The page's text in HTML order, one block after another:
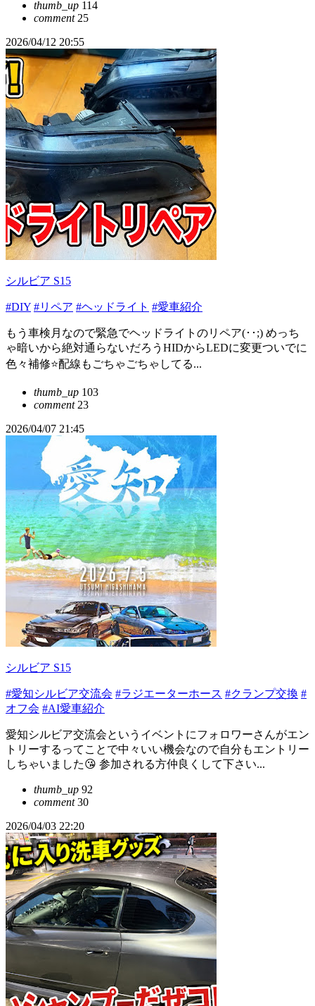
thumb_up 114
comment25
2026/04/12 20:55
シルビア S15
#DIY #リペア #ヘッドライト #愛車紹介
もう車検月なので緊急でヘッドライトのリペア(･･;) めっち
ゃ暗いから絶対通らないだろうHIDからLEDに変更ついでに
色々補修⭐️配線もごちゃごちゃしてる...
thumb_up 103
comment23
2026/04/07 21:45
シルビア S15
#愛知シルビア交流会 #ラジエーターホース #クランプ交換 #
オフ会 #AI愛車紹介
愛知シルビア交流会というイベントにフォロワーさんがエン
トリーするってことで中々いい機会なので自分もエントリー
しちゃいました😘 参加される方仲良くして下さい...
thumb_up 92
comment30
2026/04/03 22:20